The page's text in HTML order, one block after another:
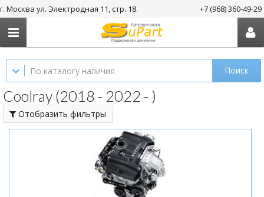
г. Москва ул. Электродная 11, стр. 18. +7 (968) 360-49-29
Поиск
Coolray (2018 - 2022 - )
Отобразить фильтры